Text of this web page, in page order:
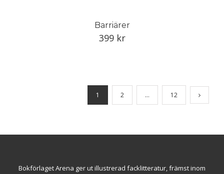
Barriärer
399 kr
1 2 … 12
Bokförlaget Arena ger ut illustrerad facklitteratur, främst inom